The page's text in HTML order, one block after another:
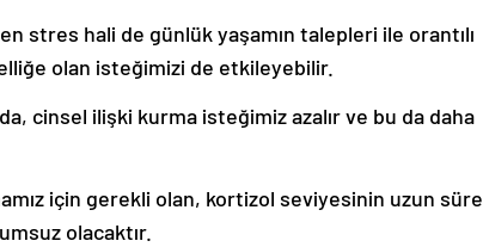
stres hali de günlük yaşamın talepleri ile orantılı
olan isteğimizi de etkileyebilir.
cinsel ilişki kurma isteğimiz azalır ve bu da daha
için gerekli olan, kortizol seviyesinin uzun süre
olacaktır.